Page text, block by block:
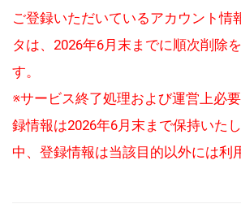
ご登録いただいているアカウント情
タは、2026年6月末までに順次削除
す。
※サービス終了処理および運営上必
録情報は2026年6月末まで保持いた
中、登録情報は当該目的以外には利